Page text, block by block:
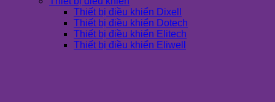
Thiết bị điều khiển Dixell
Thiết bị điều khiển Dotech
Thiết bị điều khiển Elitech
Thiết bị điều khiển Eliwell